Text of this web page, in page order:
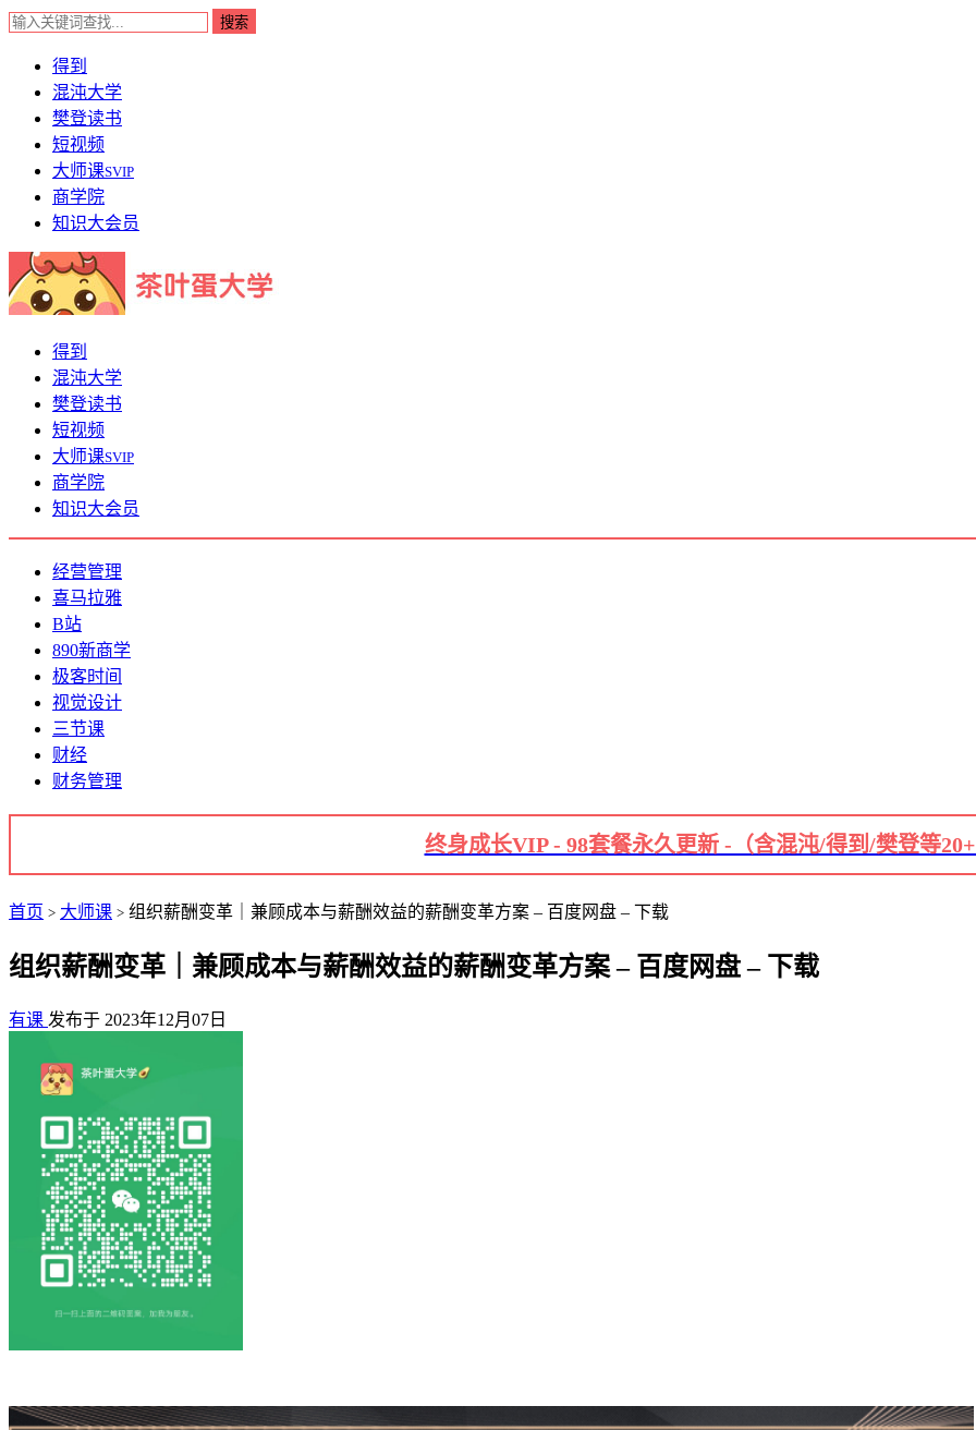
得到
混沌大学
樊登读书
短视频
大师课SVIP
商学院
知识大会员
得到
混沌大学
樊登读书
短视频
大师课SVIP
商学院
知识大会员
经营管理
喜马拉雅
B站
890新商学
极客时间
视觉设计
三节课
财经
财务管理
终身成长VIP - 98套餐永久更新 -（含混沌/得到/樊登等
首页 > 大师课 > 组织薪酬变革｜兼顾成本与薪酬效益的薪酬变革方案 – 百度网盘 – 下载
组织薪酬变革｜兼顾成本与薪酬效益的薪酬变革方案 – 百度网盘 – 下载
有课 发布于 2023年12月07日